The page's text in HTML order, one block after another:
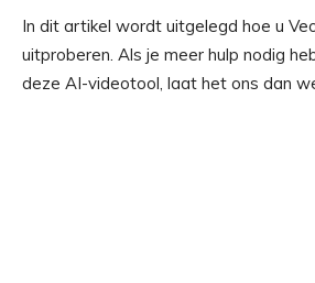
In dit artikel wordt uitgelegd hoe u
uitproberen. Als je meer hulp nodig
deze AI-videotool, laat het ons dan